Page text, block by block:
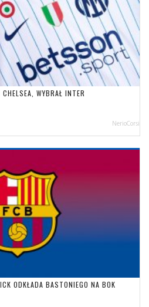
WYBRAŁ INTER
NerioCorsi
ODKŁADA BASTONIEGO NA BOK